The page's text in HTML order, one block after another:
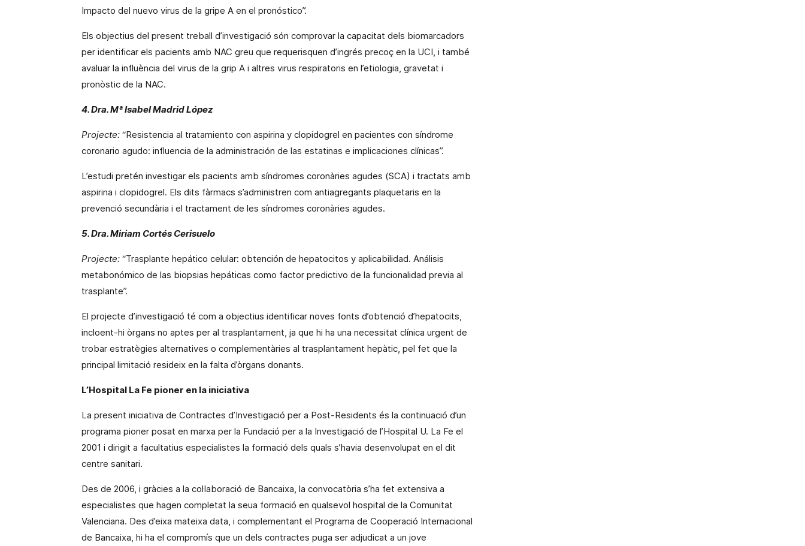
Impacto del nuevo virus de la gripe A en el pronóstico”.
Els objectius del present treball d’investigació són comprovar la capacitat dels biomarcadors
per identificar els pacients amb NAC greu que requerisquen d’ingrés precoç en la UCI, i també
avaluar la influència del virus de la grip A i altres virus respiratoris en l’etiologia, gravetat i
pronòstic de la NAC.
4. Dra. Mª Isabel Madrid López
Projecte: “Resistencia al tratamiento con aspirina y clopidogrel en pacientes con síndrome
coronario agudo: influencia de la administración de las estatinas e implicaciones clínicas”.
L’estudi pretén investigar els pacients amb síndromes coronàries agudes (SCA) i tractats amb
aspirina i clopidogrel. Els dits fàrmacs s’administren com antiagregants plaquetaris en la
prevenció secundària i el tractament de les síndromes coronàries agudes.
5. Dra. Miriam Cortés Cerisuelo
Projecte: “Trasplante hepático celular: obtención de hepatocitos y aplicabilidad. Análisis
metabonómico de las biopsias hepáticas como factor predictivo de la funcionalidad previa al
trasplante”.
El projecte d’investigació té com a objectius identificar noves fonts d’obtenció d’hepatocits,
incloent-hi òrgans no aptes per al trasplantament, ja que hi ha una necessitat clínica urgent de
trobar estratègies alternatives o complementàries al trasplantament hepàtic, pel fet que la
principal limitació resideix en la falta d’òrgans donants.
L’Hospital La Fe pioner en la iniciativa
La present iniciativa de Contractes d’Investigació per a Post-Residents és la continuació d’un
programa pioner posat en marxa per la Fundació per a la Investigació de l’Hospital U. La Fe el
2001 i dirigit a facultatius especialistes la formació dels quals s’havia desenvolupat en el dit
centre sanitari.
Des de 2006, i gràcies a la col·laboració de Bancaixa, la convocatòria s’ha fet extensiva a
especialistes que hagen completat la seua formació en qualsevol hospital de la Comunitat
Valenciana. Des d’eixa mateixa data, i complementant el Programa de Cooperació Internacional
de Bancaixa, hi ha el compromís que un dels contractes puga ser adjudicat a un jove